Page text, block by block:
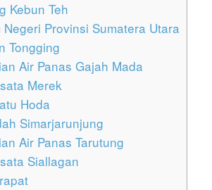
Kebun Teh
Provinsi Sumatera Utara
Tongging
Air Panas Gajah Mada
Merek
Hoda
Simarjarunjung
Air Panas Tarutung
Siallagan